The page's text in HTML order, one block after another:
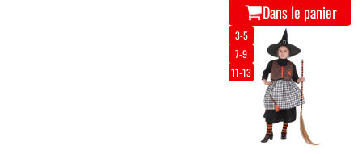
Dans le panier
3-5
7-9
11-13